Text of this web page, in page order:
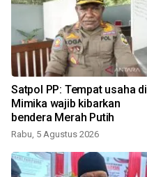
Satpol PP: Tempat usaha di
Mimika wajib kibarkan
bendera Merah Putih
Rabu, 5 Agustus 2026